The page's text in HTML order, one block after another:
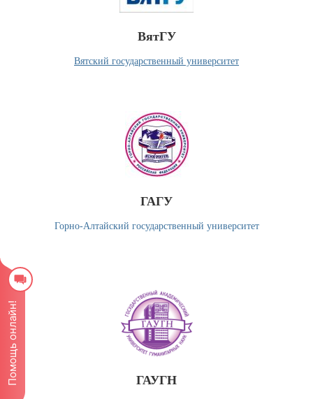
Помощь онлайн!
ВятГУ
Вятский государственный университет
ГАГУ
Горно-Алтайский государственный университет
ГАУГН